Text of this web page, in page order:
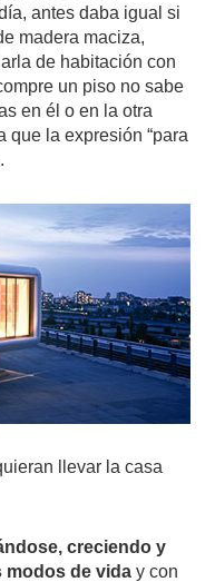
antes daba igual si
madera maciza,
de habitación con
un piso no sabe
en él o en la otra
que la expresión “para
llevar la casa
creciendo y
de vida y con